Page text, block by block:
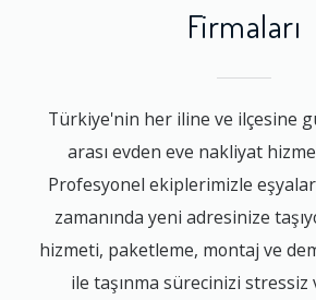
Firmaları
Türkiye'nin her iline ve ilçesine
arası evden eve nakliyat
Profesyonel ekiplerimizle
zamanında yeni adresinize
hizmeti, paketleme, montaj ve
ile taşınma sürecinizi stressiz